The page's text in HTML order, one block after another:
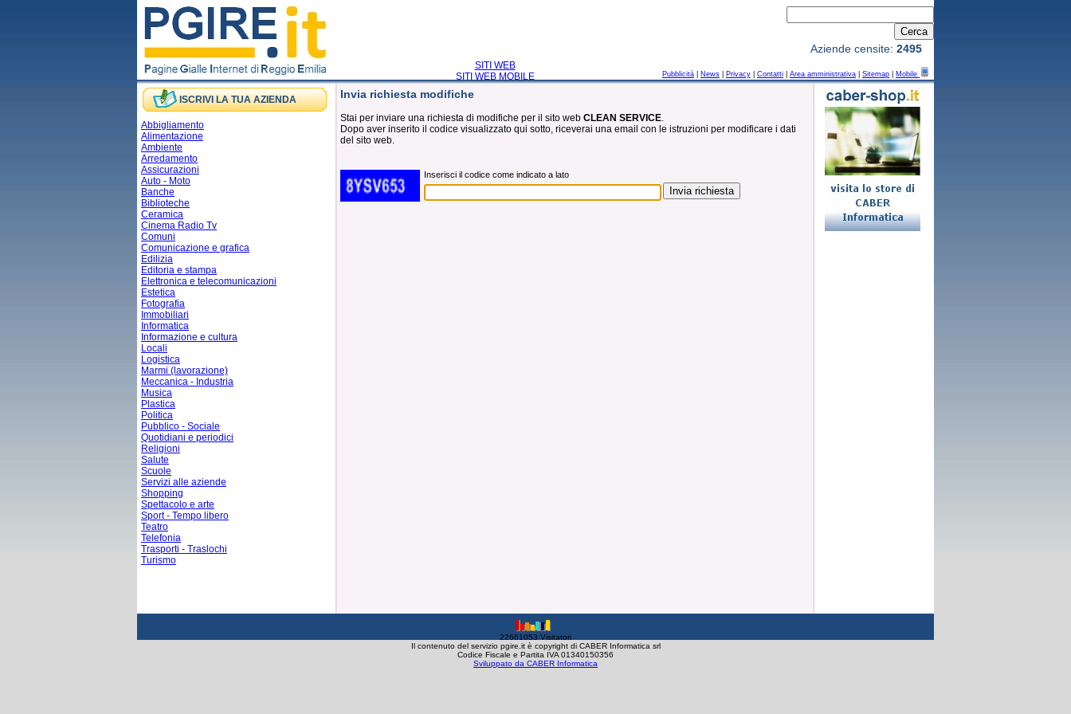
SITI WEB
SITI WEB MOBILE
Pubblicità News Privacy Contatti Area amministrativa Sitemap Mobile
Aziende censite: 2495
ISCRIVI LA TUA AZIENDA
Abbigliamento
Alimentazione
Ambiente
Arredamento
Assicurazioni
Auto - Moto
Banche
Biblioteche
Ceramica
Cinema Radio Tv
Comuni
Comunicazione e grafica
Edilizia
Editoria e stampa
Elettronica e telecomunicazioni
Estetica
Fotografia
Immobiliari
Informatica
Informazione e cultura
Locali
Logistica
Marmi (lavorazione)
Meccanica - Industria
Musica
Plastica
Politica
Pubblico - Sociale
Quotidiani e periodici
Religioni
Salute
Scuole
Servizi alle aziende
Shopping
Spettacolo e arte
Sport - Tempo libero
Teatro
Telefonia
Trasporti - Traslochi
Turismo
Invia richiesta modifiche
Stai per inviare una richiesta di modifiche per il sito web CLEAN SERVICE.
Dopo aver inserito il codice visualizzato qui sotto, riceverai una email con le istruzioni per modificare i dati
del sito web.
Inserisci il codice come indicato a lato
22661053 Visitatori
Il contenuto del servizio pgire.it è copyright di CABER Informatica srl
Codice Fiscale e Partita IVA 01340150356
Sviluppato da CABER Informatica